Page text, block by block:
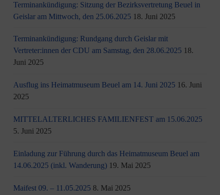
Terminankündigung: Sitzung der Bezirksvertretung Beuel in
Geislar am Mittwoch, den 25.06.2025 18. Juni 2025
Terminankündigung: Rundgang durch Geislar mit
Vertreter:innen der CDU am Samstag, den 28.06.2025 18.
Juni 2025
Ausflug ins Heimatmuseum Beuel am 14. Juni 2025 16. Juni
2025
MITTELALTERLICHES FAMILIENFEST am 15.06.2025
5. Juni 2025
Einladung zur Führung durch das Heimatmuseum Beuel am
14.06.2025 (inkl. Wanderung) 19. Mai 2025
Maifest 09. – 11.05.2025 8. Mai 2025